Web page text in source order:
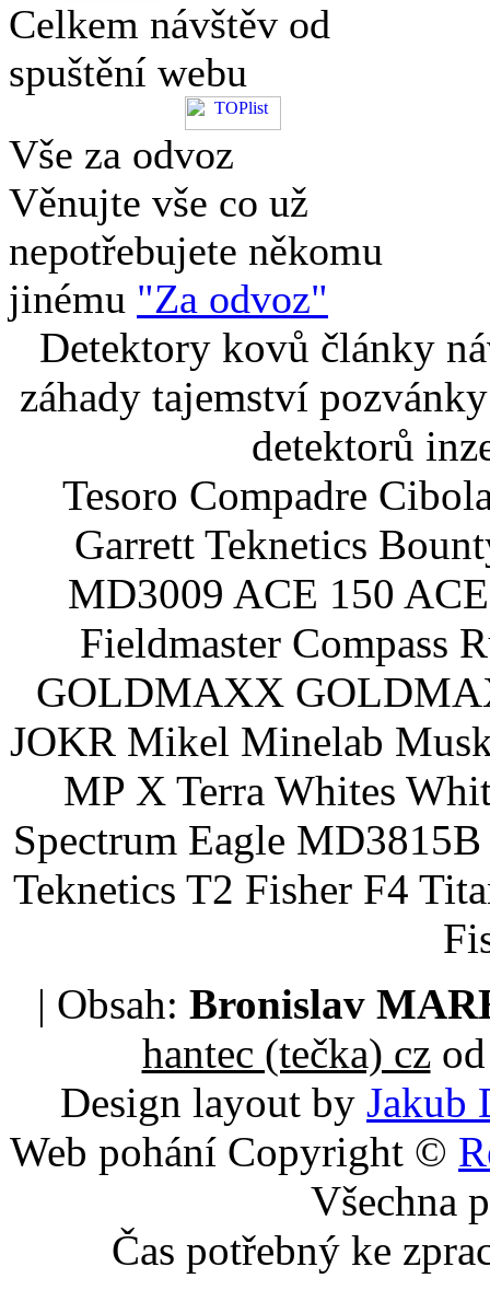
Celkem návštěv od
spuštění webu
Vše za odvoz
Věnujte vše co už
nepotřebujete někomu
jinému "Za odvoz"
Detektory kovů články
záhady tajemství
detektorů
Tesoro Compadre
Garrett Teknetics
MD3009 ACE 150
Fieldmaster Compass
GOLDMAXX
JOKR Mikel Minelab
MP X Terra Whites
Spectrum Eagle
Teknetics T2 Fisher F4
| Obsah: Bronislav
hantec (tečka) czod
Design layout by Jakub
Web pohání Copyright ©
Všechna
Čas potřebný ke